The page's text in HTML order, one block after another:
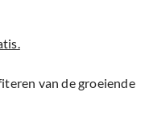
van de groeiende